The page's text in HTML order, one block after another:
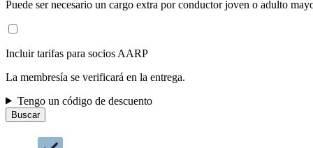
Puede ser necesario un cargo extra por conductor joven o adulto
Incluir tarifas para socios AARP
La membresía se verificará en la entrega.
Tengo un código de descuento
Buscar